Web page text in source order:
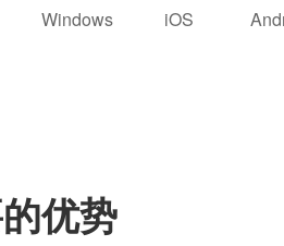
Windows iOS
优势